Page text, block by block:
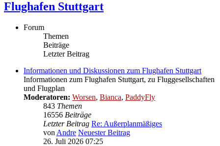
Flughafen Stuttgart
Forum
Themen
Beiträge
Letzter Beitrag
Informationen und Diskussionen zum Flughafen Stuttgart
Informationen zum Flughafen Stuttgart, zu Fluggesellschaften
und Flugplan
Moderatoren: Worsen, Bianca, PaddyFly
843 Themen
16556 Beiträge
Letzter Beitrag Re: Außerplanmäßiges
von Andre Neuester Beitrag
26. Juli 2026 07:25